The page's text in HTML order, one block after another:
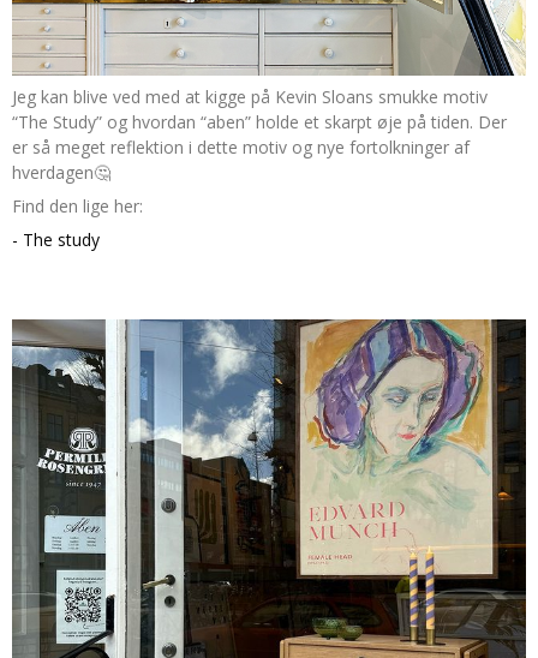
Jeg kan blive ved med at kigge på Kevin Sloans smukke motiv
“The Study” og hvordan “aben” holde et skarpt øje på tiden. Der
er så meget reflektion i dette motiv og nye fortolkninger af
hverdagen🤔
Find den lige her:
- The study